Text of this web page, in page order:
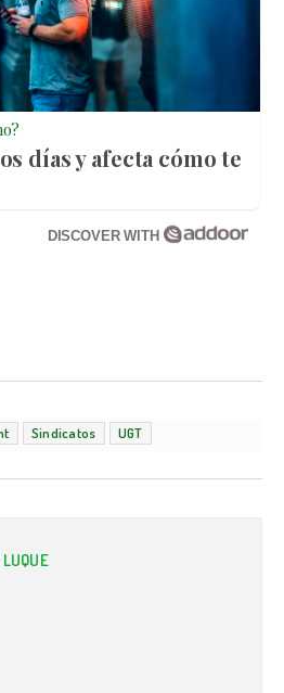
días y afecta cómo te
DISCOVER WITH
Sindicatos UGT